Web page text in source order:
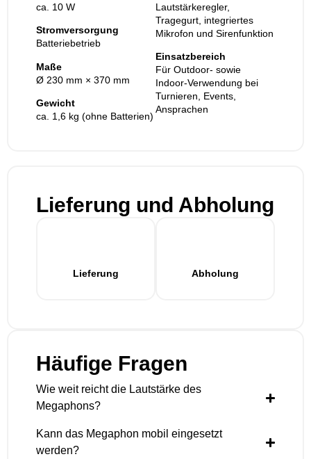
ca. 10 W
Stromversorgung
Batteriebetrieb
Maße
Ø 230 mm × 370 mm
Gewicht
ca. 1,6 kg (ohne Batterien)
Lautstärkeregler,
Tragegurt, integriertes
Mikrofon und Sirenfunktion
Einsatzbereich
Für Outdoor- sowie
Indoor-Verwendung bei
Turnieren, Events,
Ansprachen
Lieferung und Abholung
Lieferung Abholung
Häufige Fragen
Wie weit reicht die Lautstärke des
Megaphons?
Kann das Megaphon mobil eingesetzt
werden?